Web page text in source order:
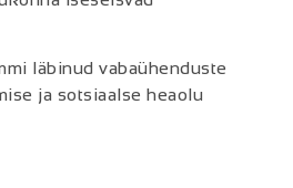
läbinud vabaühenduste
ja sotsiaalse heaolu